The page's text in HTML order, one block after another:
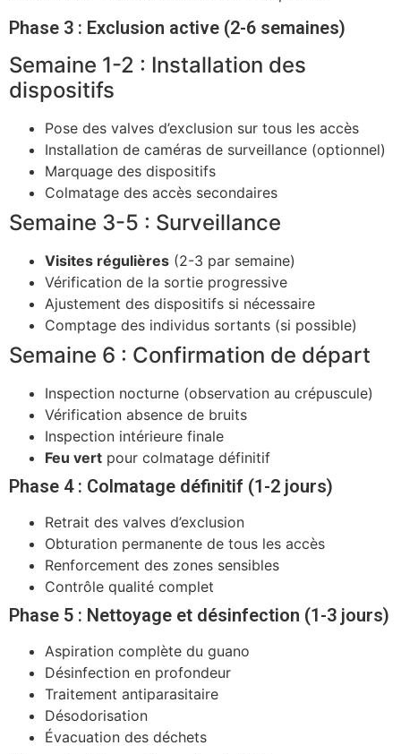
Phase 3 : Exclusion active (2-6 semaines)
Semaine 1-2 : Installation des
dispositifs
Pose des valves d’exclusion sur tous les accès
Installation de caméras de surveillance (optionnel)
Marquage des dispositifs
Colmatage des accès secondaires
Semaine 3-5 : Surveillance
Visites régulières (2-3 par semaine)
Vérification de la sortie progressive
Ajustement des dispositifs si nécessaire
Comptage des individus sortants (si possible)
Semaine 6 : Confirmation de départ
Inspection nocturne (observation au crépuscule)
Vérification absence de bruits
Inspection intérieure finale
Feu vert pour colmatage définitif
Phase 4 : Colmatage définitif (1-2 jours)
Retrait des valves d’exclusion
Obturation permanente de tous les accès
Renforcement des zones sensibles
Contrôle qualité complet
Phase 5 : Nettoyage et désinfection (1-3 jours)
Aspiration complète du guano
Désinfection en profondeur
Traitement antiparasitaire
Désodorisation
Évacuation des déchets